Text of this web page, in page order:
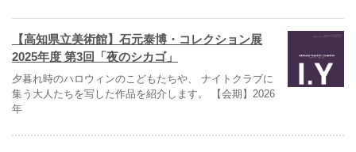
【高知県立美術館】石元泰博・コレクション展
2025年度 第3回「夜のシカゴ」
夕暮れ時のハロウィンのこどもたちや、 ナイトクラブに
集う大人たちを写した作品を紹介します。 【会期】2026
年